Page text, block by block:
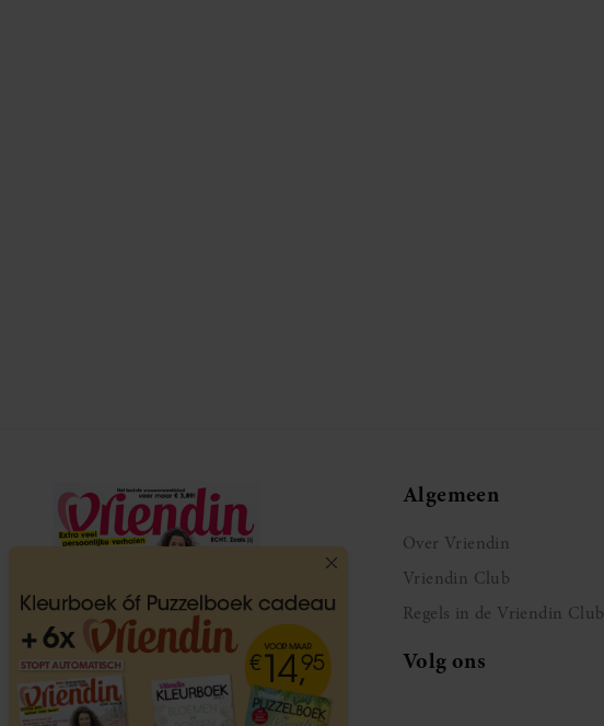
Algemeen
Over Vriendin
Vriendin Club
Regels in de Vriendin Club
Volg ons